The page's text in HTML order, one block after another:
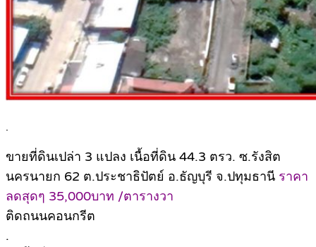
.
ขายที่ดินเปล่า 3 แปลง เนื้อที่ดิน 44.3 ตรว. ซ.รังสิต
นครนายก 62 ต.ประชาธิปัตย์ อ.ธัญบุรี จ.ปทุมธานี ราคา
ลดสุดๆ 35,000บาท /ตารางวา
ติดถนนคอนกรีต
.